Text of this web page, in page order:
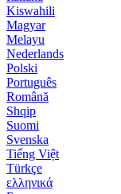
Kiswahili
Magyar
Melayu
Nederlands
Polski
Português
Română
Shqip
Suomi
Svenska
Tiếng Việt
Türkçe
ελληνικά